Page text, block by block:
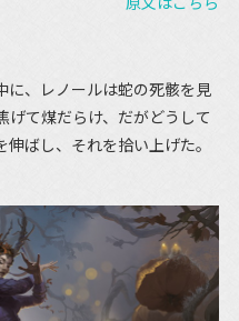
、レノールは蛇の死骸を見
げて煤だらけ、だがどうして
ばし、それを拾い上げた。